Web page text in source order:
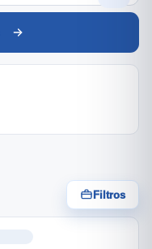
Filtros